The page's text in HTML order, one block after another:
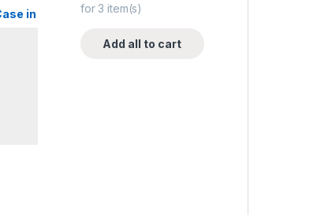
in
for3 item(s)
Add all to cart